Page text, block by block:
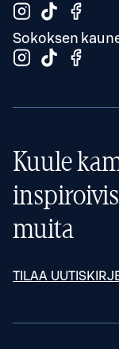
Sokoksen
Kuule
muita
TILAA